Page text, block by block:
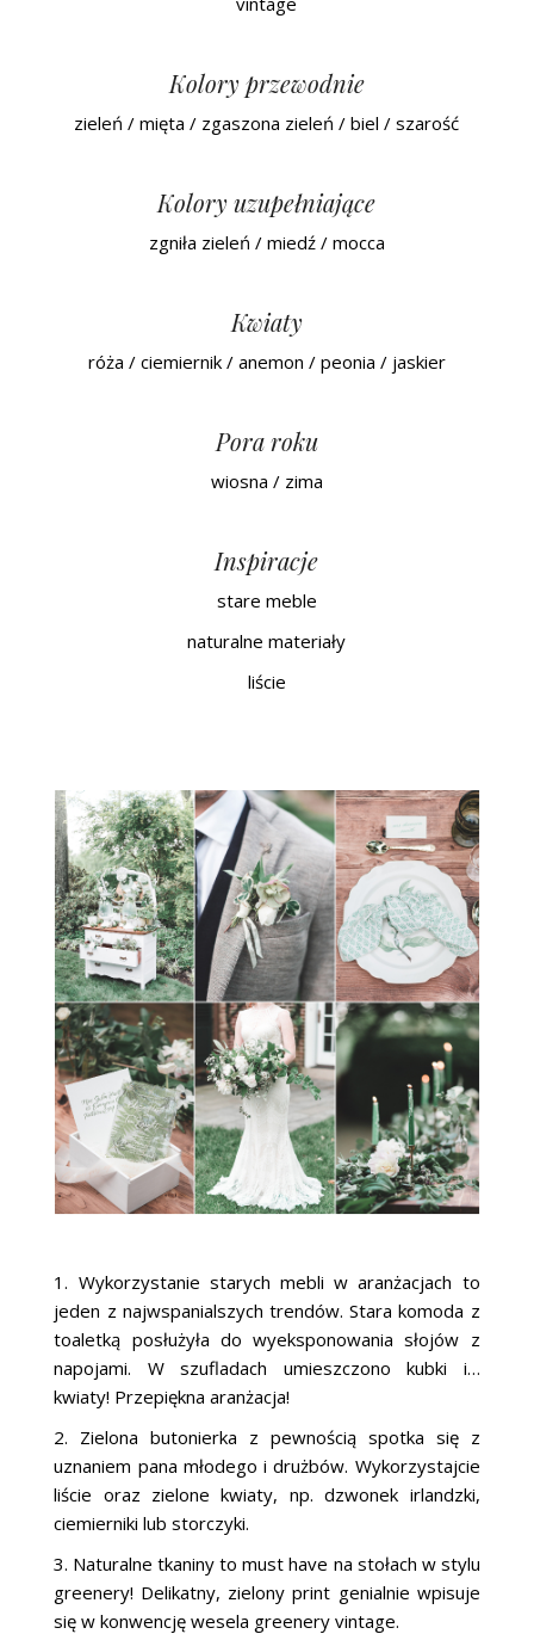
Kolory przewodnie
zieleń / mięta / zgaszona zieleń / biel / szarość
Kolory uzupełniające
zgniła zieleń / miedź / mocca
Kwiaty
róża / ciemiernik / anemon / peonia / jaskier
Pora roku
wiosna / zima
Inspiracje
stare meble
naturalne materiały
liście
1. Wykorzystanie starych mebli w aranżacjach to
jeden z najwspanialszych trendów. Stara komoda z
toaletką posłużyła do wyeksponowania słojów z
napojami. W szufladach umieszczono kubki i…
kwiaty! Przepiękna aranżacja!
2. Zielona butonierka z pewnością spotka się z
uznaniem pana młodego i drużbów. Wykorzystajcie
liście oraz zielone kwiaty, np. dzwonek irlandzki,
ciemierniki lub storczyki.
3. Naturalne tkaniny to must have na stołach w stylu
greenery! Delikatny, zielony print genialnie wpisuje
się w konwencję wesela greenery vintage.